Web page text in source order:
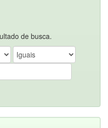
de busca.